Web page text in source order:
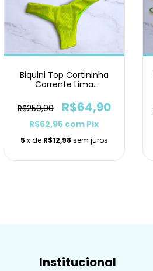
Biquini Top Cortininha
Corrente Lima
R$259,90
R$64,90
R$62,95 com Pix
5 x de R$12,98 sem juros
Institucional